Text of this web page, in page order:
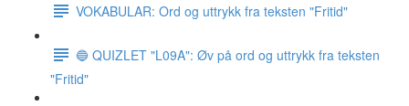
VOKABULAR: Ord og uttrykk fra teksten "Fritid"
🔵 QUIZLET "L09A": Øv på ord og uttrykk fra teksten
"Fritid"